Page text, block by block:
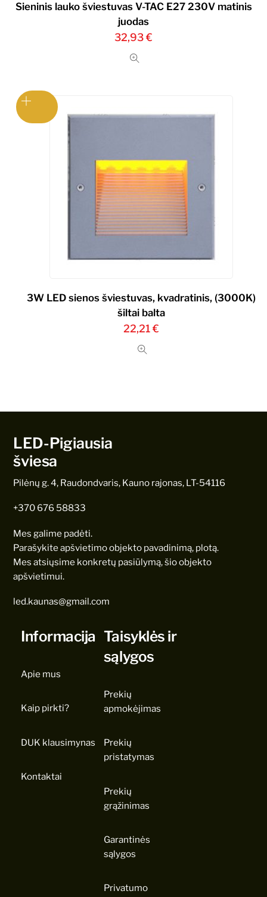
Sieninis lauko šviestuvas V-TAC E27 230V matinis
juodas
32,93€
3W LED sienos šviestuvas, kvadratinis, (3000K)
šiltai balta
22,21€
LED-Pigiausia
šviesa
Pilėnų g. 4, Raudondvaris, Kauno rajonas, LT-54116
+370 676 58833
Mes galime padėti.
Parašykite apšvietimo objekto pavadinimą, plotą.
Mes atsiųsime konkretų pasiūlymą, šio objekto
apšvietimui.
led.kaunas@gmail.com
Informacija
Apie mus
Kaip pirkti?
DUK klausimynas
Kontaktai
Taisyklės ir
sąlygos
Prekių
apmokėjimas
Prekių
pristatymas
Prekių
grąžinimas
Garantinės
sąlygos
Privatumo